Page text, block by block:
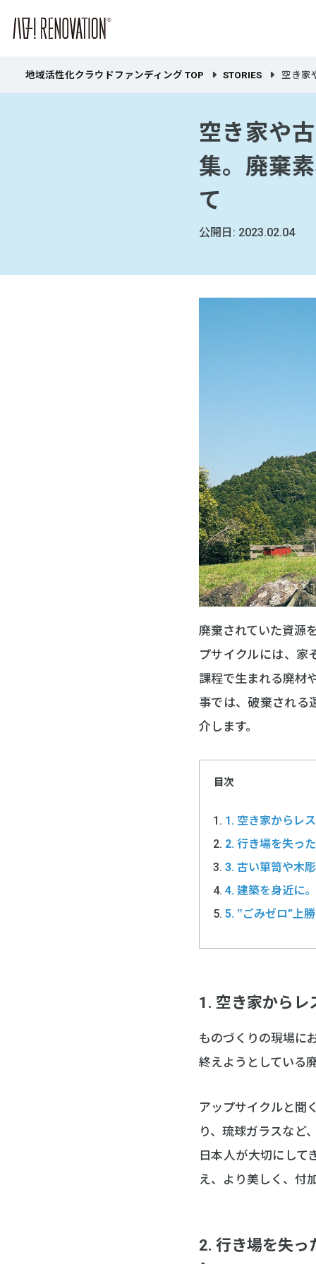
地域活性化クラウドファンディング TOP STORIES 空き家
空き家や
集。廃棄
て
公開日: 2023.02.04
廃棄されていた資源
プサイクルには、家
課程で生まれる廃材
事では、破棄される
介します。
目次
1. 空き家からレ
2. 行き場を失っ
3. 古い箪笥や木
4. 建築を身近に
5. ‟ごみゼロ”上
1. 空き家からレ
ものづくりの現場に
終えようとしている
アップサイクルと聞
り、琉球ガラスなど
日本人が大切にし
え、より美しく、付
2. 行き場を失っ